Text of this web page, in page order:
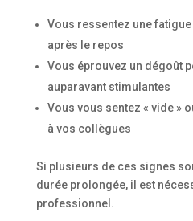
Vous ressentez une
après le repos
Vous éprouvez un dégoût
auparavant stimulantes
Vous vous sentez « vide »
à vos collègues
Si plusieurs de ces signes
durée prolongée, il est
professionnel.